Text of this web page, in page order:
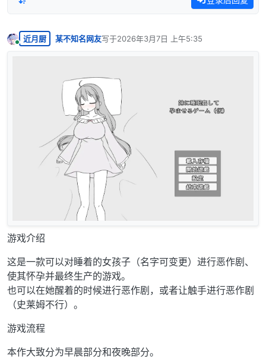
在线
近月厨 某不知名网友写于2026年3月7日 上午5:35
最后由 编辑
游戏介绍
这是一款可以对睡着的女孩子（名字可变更）进行恶作剧、
使其怀孕并最终生产的游戏。
也可以在她醒着的时候进行恶作剧，或者让触手进行恶作剧
（史莱姆不行）。
游戏流程
本作大致分为早晨部分和夜晚部分。